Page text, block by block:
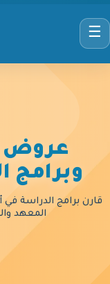
☰
عروض
وبرامج
قارن برامج الدراسة في
المعهد